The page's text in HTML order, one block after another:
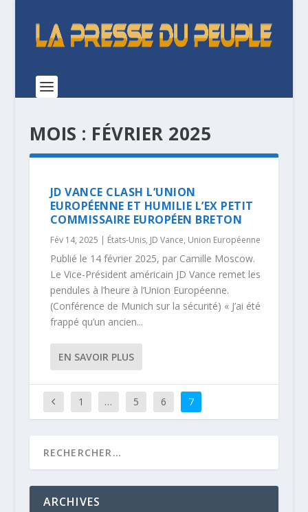
MOIS : FÉVRIER 2025
JD VANCE CLASH L’UNION
EUROPÉENNE ET HUMILIE L’EX PETIT
COMMISSAIRE EUROPÉEN BRETON
Fév 14, 2025 | États-Unis, JD Vance, Union Européenne
Publié le 14 février 2025, par Camille Moscow.
Le Vice-Président américain JD Vance remet les
pendules à l’heure à l’Union Européenne.
(Conférence de Munich sur la sécurité) « J’ai été
frappé qu’un ancien...
EN SAVOIR PLUS
1 … 5 6 7
ARCHIVES